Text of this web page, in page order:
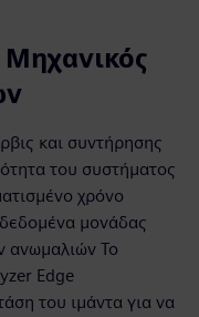
και συντήρησης
του συστήματος
χρόνο
μονάδας
ανωμαλιών Το
Edge
του ιμάντα για να